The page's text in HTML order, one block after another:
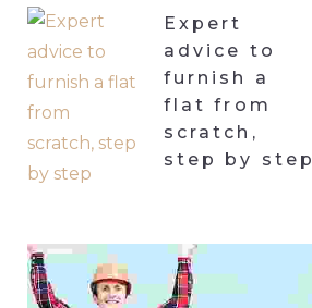
Expert
advice to
furnish a
flat from
scratch,
step by step